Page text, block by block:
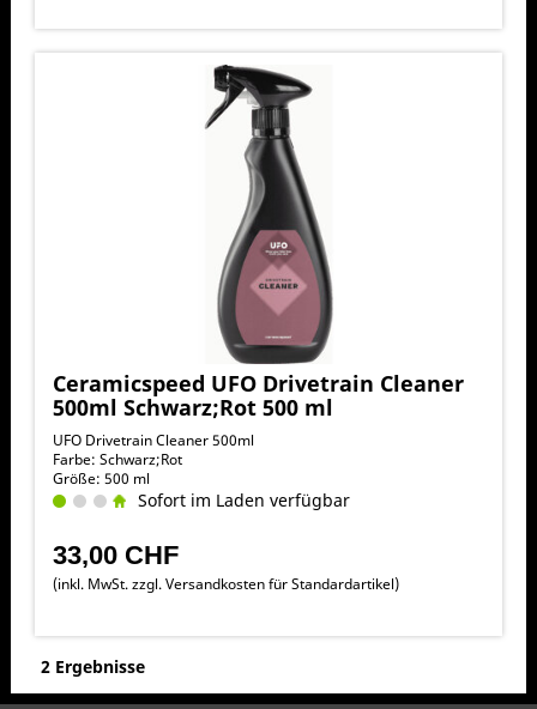
Ceramicspeed UFO Drivetrain Cleaner
500ml Schwarz;Rot 500 ml
UFO Drivetrain Cleaner 500ml
Farbe: Schwarz;Rot
Größe: 500 ml
Sofort im Laden verfügbar
33,00 CHF
(inkl. MwSt. zzgl.Versandkosten für Standardartikel)
2 Ergebnisse